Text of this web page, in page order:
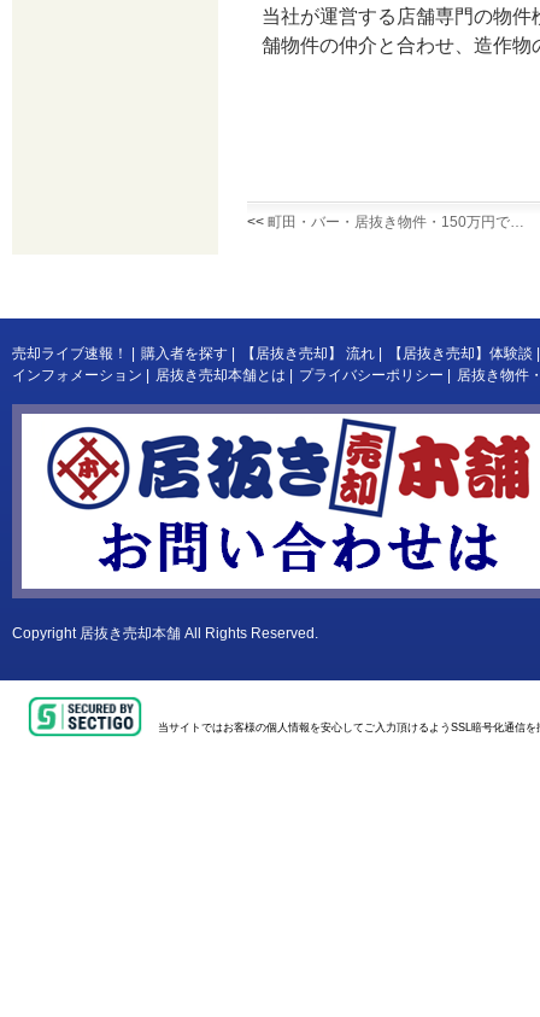
当社が運営する店舗専門の物
舗物件の仲介と合わせ、造作
<< 町田・バー・居抜き物件・150万円で…
売却ライブ速報！ 購入者を探す 【居抜き売却】 流れ 【居抜き売却】体験談
インフォメーション
居抜き売却本舗とは プライバシーポリシー 居抜き物件
Copyright 居抜き売却本舗 All Rights Reserved.
当サイトではお客様の個人情報を安心してご入力頂けるようSSL暗号化通信